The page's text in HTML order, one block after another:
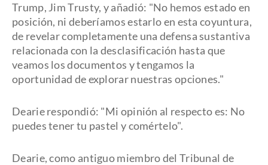
Trump, Jim Trusty, y añadió: "No hemos estado en
posición, ni deberíamos estarlo en esta coyuntura,
de revelar completamente una defensa sustantiva
relacionada con la desclasificación hasta que
veamos los documentos y tengamos la
oportunidad de explorar nuestras opciones."
Dearie respondió: "Mi opinión al respecto es: No
puedes tener tu pastel y comértelo".
Dearie, como antiguo miembro del Tribunal de